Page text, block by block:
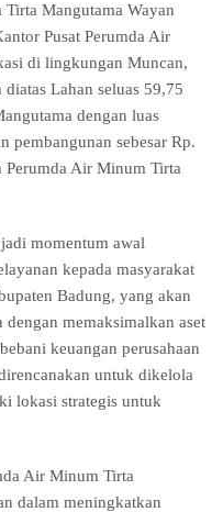
Mangutama Wayan
Pusat Perumda Air
di lingkungan Muncan,
Lahan seluas 59,75
dengan luas
pembangunan sebesar Rp.
Perumda Air Minum Tirta
momentum awal
kepada masyarakat
Badung, yang akan
dengan memaksimalkan aset
keuangan perusahaan
untuk dikelola
lokasi strategis untuk
Air Minum Tirta
dalam meningkatkan